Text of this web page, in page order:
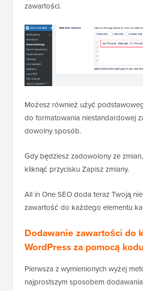
zawartości.
Możesz również użyć
do formatowania niestandardowej
dowolny sposób.
Gdy będziesz zadowolony ze
kliknąć przycisku Zapisz zmiany.
All in One SEO doda teraz Twoją
zawartość do każdego elementu
Dodawanie zawartości do
WordPress za pomocą kodu
Pierwsza z wymienionych wyżej
najprostszym sposobem dodawania